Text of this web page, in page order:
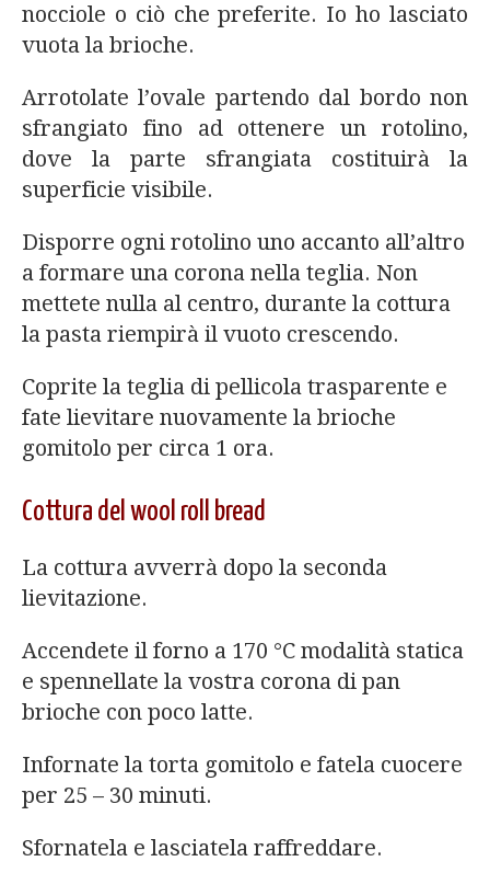
nocciole o ciò che preferite. Io ho lasciato
vuota la brioche.
Arrotolate l’ovale partendo dal bordo non
sfrangiato fino ad ottenere un rotolino,
dove la parte sfrangiata costituirà la
superficie visibile.
Disporre ogni rotolino uno accanto all’altro
a formare una corona nella teglia. Non
mettete nulla al centro, durante la cottura
la pasta riempirà il vuoto crescendo.
Coprite la teglia di pellicola trasparente e
fate lievitare nuovamente la brioche
gomitolo per circa 1 ora.
Cottura del wool roll bread
La cottura avverrà dopo la seconda
lievitazione.
Accendete il forno a 170 °C modalità statica
e spennellate la vostra corona di pan
brioche con poco latte.
Infornate la torta gomitolo e fatela cuocere
per 25 – 30 minuti.
Sfornatela e lasciatela raffreddare.